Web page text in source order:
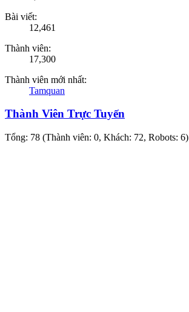
Bài viết:
12,461
Thành viên:
17,300
Thành viên mới nhất:
Tamquan
Thành Viên Trực Tuyến
Tổng: 78 (Thành viên: 0, Khách: 72, Robots: 6)